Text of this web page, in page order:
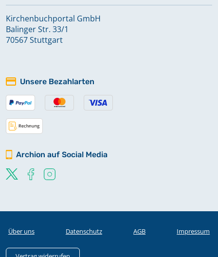
Kirchenbuchportal GmbH
Balinger Str. 33/1
70567 Stuttgart
Unsere Bezahlarten
Archion auf Social Media
Über uns Datenschutz AGB Impressum